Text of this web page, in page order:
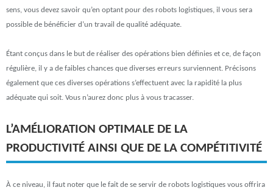
sens, vous devez savoir qu’en optant pour des robots logistiques, il vous sera
possible de bénéficier d’un travail de qualité adéquate.
Étant conçus dans le but de réaliser des opérations bien définies et ce, de façon
régulière, il y a de faibles chances que diverses erreurs surviennent. Précisons
également que ces diverses opérations s’effectuent avec la rapidité la plus
adéquate qui soit. Vous n’aurez donc plus à vous tracasser.
L’AMÉLIORATION OPTIMALE DE LA
PRODUCTIVITÉ AINSI QUE DE LA COMPÉTITIVITÉ
À ce niveau, il faut noter que le fait de se servir de robots logistiques vous offrira